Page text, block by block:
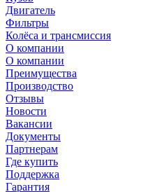
Двигатель
Фильтры
Колёса и трансмиссия
О компании
О компании
Преимущества
Производство
Отзывы
Новости
Вакансии
Документы
Партнерам
Где купить
Поддержка
Гарантия